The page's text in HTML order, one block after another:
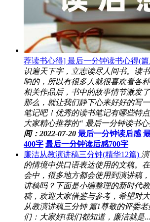
荐读书心得] 最后一分钟读书心得(
识遍天下字，立志读尽人间书。读
响的，所以有很多人就很喜欢看各
相关作品后，书中的故事情节激发
那么，就让我们静下心来好好的写
笔记吧！优秀的读书笔记有哪些特
大家精心推荐的“ 最后一分钟读书
间：2022-07-20 最后一分钟读后感
400字 最后一分钟读后感700字
廉洁从教演讲稿三分钟(精华12篇)
的情境中供口语表达使用的文稿。
会中，很多地方都会使用到演讲稿
讲稿吗？下面是小编整理的新时代
稿，欢迎大家借鉴与参考，希望对
从教演讲稿三分钟 篇1尊敬的评委
们：大家好!我们都知道，廉洁就是...